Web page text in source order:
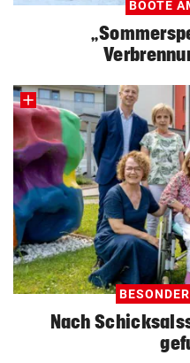
BOOTE
Nach